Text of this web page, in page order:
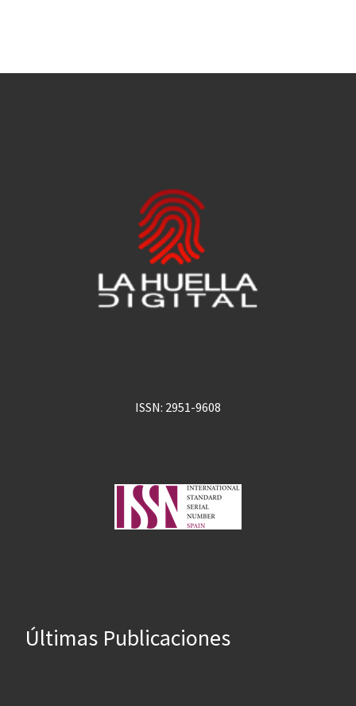
ISSN: 2951-9608
Últimas Publicaciones